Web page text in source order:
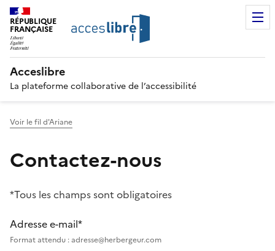
RÉPUBLIQUE
FRANÇAISE
Acceslibre
La plateforme collaborative de l’accessibilité
Voir le fil d'Ariane
Contactez-nous
*Tous les champs sont obligatoires
Adresse e-mail*
Format attendu : adresse@herbergeur.com